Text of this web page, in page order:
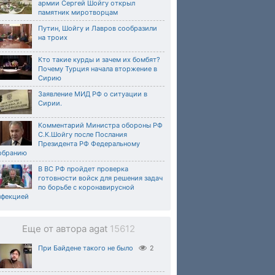
армии Сергей Шойгу открыл
памятник миротворцам
Путин, Шойгу и Лавров сообразили
на троих
Кто такие курды и зачем их бомбят?
Почему Турция начала вторжение в
Сирию
Заявление МИД РФ о ситуации в
Сирии.
Комментарий Министра обороны РФ
С.К.Шойгу после Послания
Президента РФ Федеральному
В ВС РФ пройдет проверка
готовности войск для решения задач
по борьбе с коронавирусной
Еще от автора agat 15612
При Байдене такого не было 2